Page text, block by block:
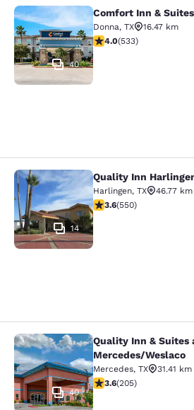
Comfort Inn & Suites
40
Comfort Inn &
Donna, TX
16.47 km
calificación de 3.99
4.0(533)
Quality Inn Harlingen
14
Quality Inn
Harlingen, TX
46.77 km
calificación de 3.58
3.6(550)
Quality Inn & Suites
40
Quality Inn & Suites
Mercedes/Weslaco
Mercedes, TX
31.41 km
calificación de 3.56
3.6(205)